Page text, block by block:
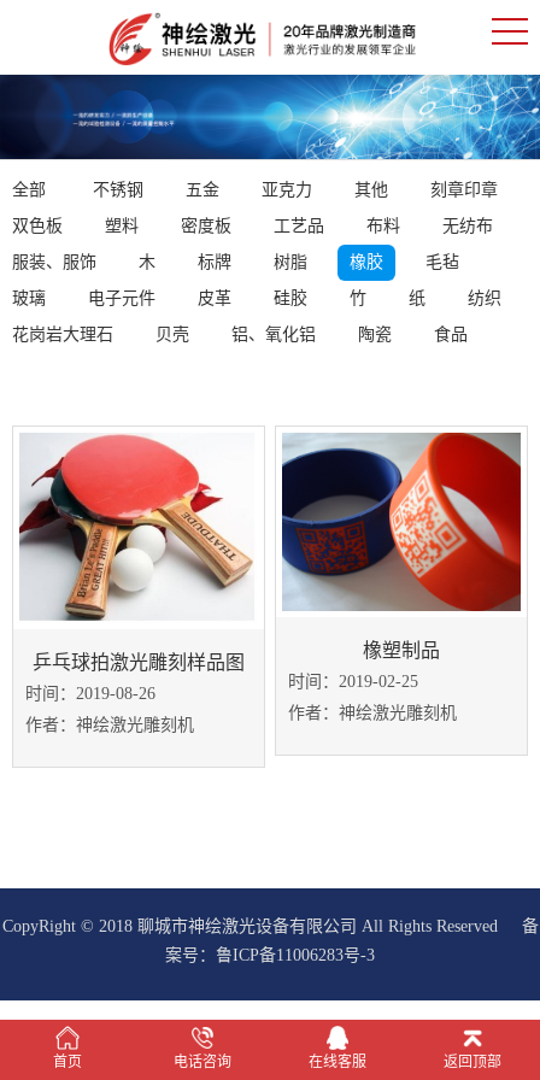
全部 不锈钢 五金 亚克力 其他
刻章印章
双色板
塑料 密度板 工艺品 布料
无纺布
服装、服饰
木 标牌 树脂 橡胶
毛毡
玻璃
电子元件 皮革 硅胶 竹 纸
纺织
花岗岩大理石
贝壳 铝、氧化铝 陶瓷 食品
乒乓球拍激光雕刻样品图
时间：2019-08-26
作者：神绘激光雕刻机
橡塑制品
时间：2019-02-25
作者：神绘激光雕刻机
CopyRight © 2018 聊城市神绘激光设备有限公司 All Rights Reserved 备
案号： 鲁ICP备11006283号-3
首页 电话咨询 在线客服 返回顶部